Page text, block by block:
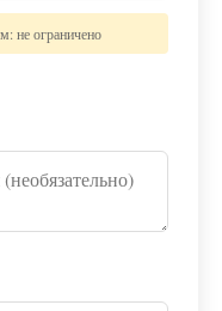
не ограничено